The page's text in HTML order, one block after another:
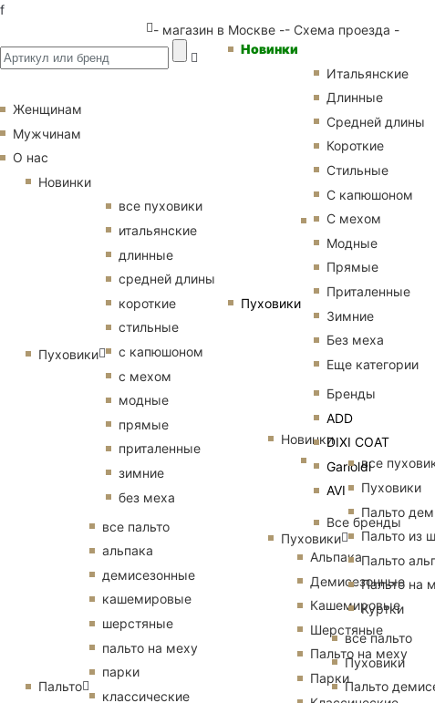
f
- магазин в Москве -- Схема проезда -
Новинки
Пуховики
Итальянские
Длинные
Средней длины
Короткие
Стильные
С капюшоном
С мехом
Модные
Прямые
Приталенные
Зимние
Без меха
Еще категории
Бренды
ADD
DIXI COAT
Garioldi
AVI
Все бренды
Альпака
Демисезонные
Кашемировые
Шерстяные
Пальто на меху
Парки
Женщинам
Мужчинам
О нас
Новинки
Пуховики
все пуховики
итальянские
длинные
средней длины
короткие
стильные
с капюшоном
с мехом
модные
прямые
приталенные
зимние
без меха
Пальто
все пальто
альпака
демисезонные
кашемировые
шерстяные
пальто на меху
парки
классические
Новинки
Пуховики
все
Пуховики
Пальто
Пальто из
Пальто
Пальто на
Куртки
все пальто
Пуховики
Пальто